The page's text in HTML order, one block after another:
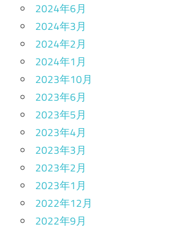
2024年6月
2024年3月
2024年2月
2024年1月
2023年10月
2023年6月
2023年5月
2023年4月
2023年3月
2023年2月
2023年1月
2022年12月
2022年9月